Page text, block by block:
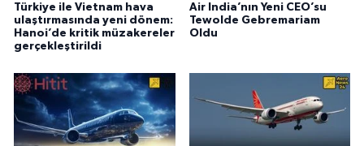
Türkiye ile Vietnam hava
ulaştırmasında yeni dönem:
Hanoi’de kritik müzakereler
gerçekleştirildi
Air India’nın Yeni CEO’su
Tewolde Gebremariam
Oldu